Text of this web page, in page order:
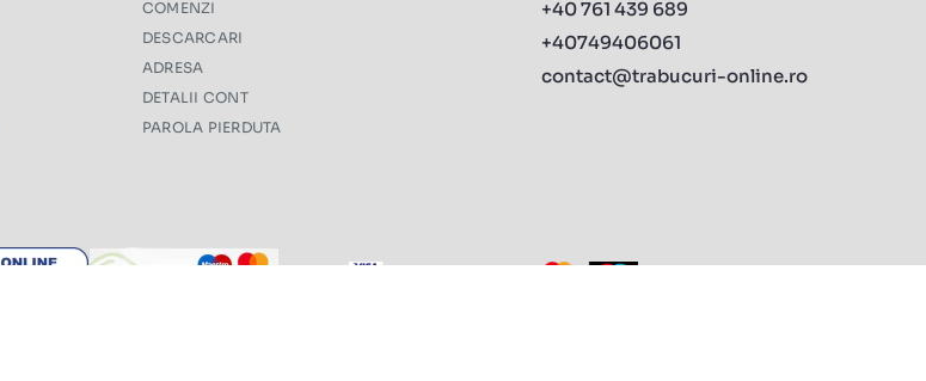
COMENZI
DESCARCARI
ADRESA
DETALII CONT
PAROLA PIERDUTA
+40 761 439 689
+40749406061
contact@trabucuri-online.ro